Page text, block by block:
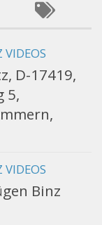
VIDEOS
D-17419,
5,
VIDEOS
Binz